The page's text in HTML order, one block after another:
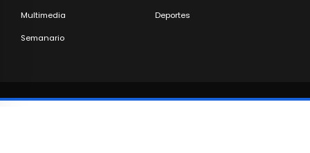
Multimedia Deportes
Semanario